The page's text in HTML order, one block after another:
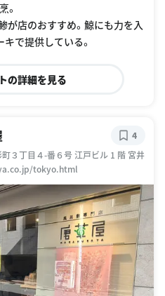
。
が店のおすすめ。鯨にも力を入
キで提供している。
の詳細を見る
３丁目４-番６号 江戸ビル 1 階 宮井
tokyo.html
4